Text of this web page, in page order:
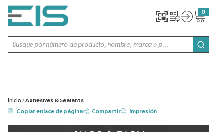
SALTAR AL CONTENIDO PRINCIPAL
Búsqueda de sitio
0
{0}
Inicio
Adhesives & Sealants
Copiar enlace de página
Compartir Impresión